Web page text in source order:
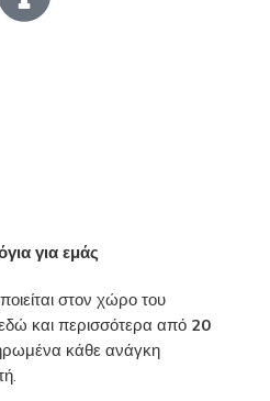
για εμάς
στον χώρο του
και περισσότερα από 20
κάθε ανάγκη